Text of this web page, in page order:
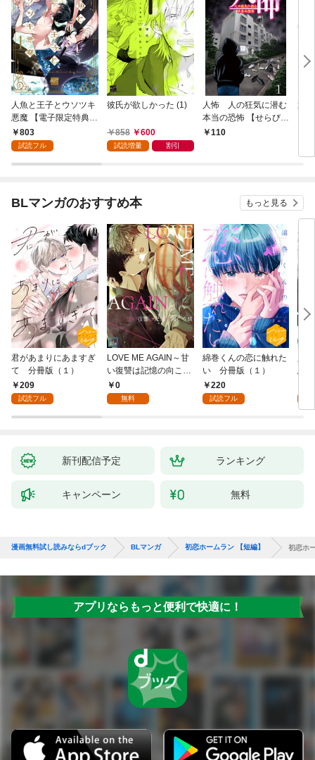
人魚と王子とウソツキ
悪魔 【電子限定特典付
き】(1)
803
試読フル
彼氏が欲しかった (1)
858 600
試読増量 割引
人怖 人の狂気に潜む
本当の恐怖 【せらびぃ
連載版】１
110
運
BLマンガのおすすめ本 もっと見る
君があまりにあますぎ
て 分冊版（１）
209
試読フル
LOVE ME AGAIN～甘
い復讐は記憶の向こう
側～【全年齢版】(1)
0
無料
綿巻くんの恋に触れた
い 分冊版（１）
220
試読フル
悪
新刊配信予定 ランキング
キャンペーン 無料
漫画無料試し読みならdブック BLマンガ 初恋ホームラン 【短編】 初恋ホ
アプリならもっと便利で快適に！